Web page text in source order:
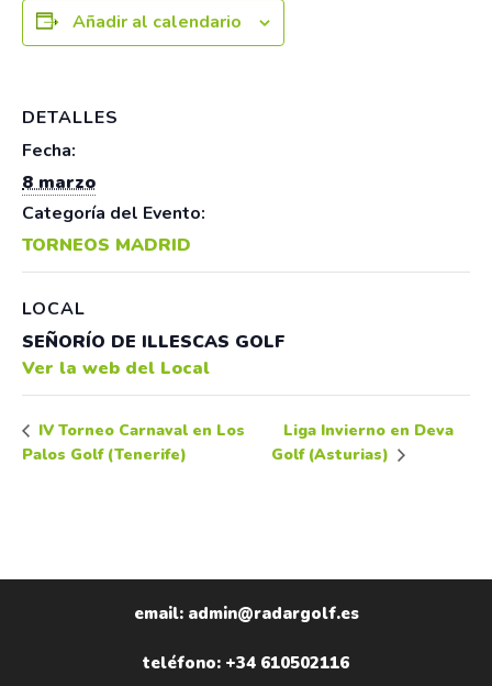
Añadir al calendario
DETALLES
Fecha:
8 marzo
Categoría del Evento:
TORNEOS MADRID
LOCAL
SEÑORÍO DE ILLESCAS GOLF
Ver la web del Local
IV Torneo Carnaval en Los
Palos Golf (Tenerife)
Liga Invierno en Deva
Golf (Asturias)
email: admin@radargolf.es
teléfono: +34 610502116